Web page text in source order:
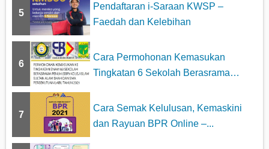
5
Pendaftaran i-Saraan KWSP –
Faedah dan Kelebihan
6
Cara Permohonan Kemasukan
Tingkatan 6 Sekolah Berasrama
7
Cara Semak Kelulusan, Kemaskini
dan Rayuan BPR Online –...